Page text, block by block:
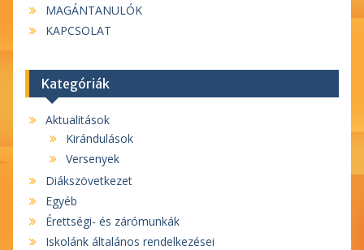
MAGÁNTANULÓK
KAPCSOLAT
Kategóriák
Aktualitások
Kirándulások
Versenyek
Diákszövetkezet
Egyéb
Érettségi- és zárómunkák
Iskolánk általános rendelkezései